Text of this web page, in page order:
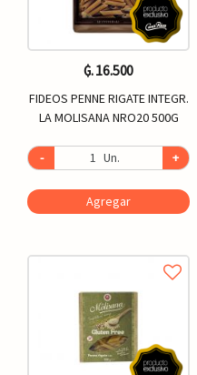
₲. 16.500
FIDEOS PENNE RIGATE INTEGR.
LA MOLISANA NRO20 500G
- Un. +
Agregar